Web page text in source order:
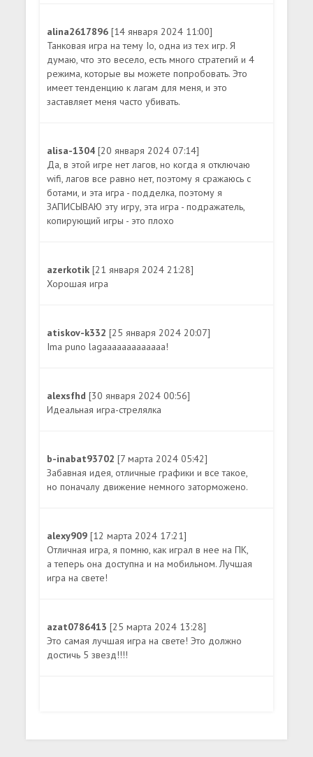
alina2617896[14 января 2024 11:00]
Танковая игра на тему Io, одна из тех игр. Я
думаю, что это весело, есть много стратегий и 4
режима, которые вы можете попробовать. Это
имеет тенденцию к лагам для меня, и это
заставляет меня часто убивать.
alisa-1304[20 января 2024 07:14]
Да, в этой игре нет лагов, но когда я отключаю
wifi, лагов все равно нет, поэтому я сражаюсь с
ботами, и эта игра - подделка, поэтому я
ЗАПИСЫВАЮ эту игру, эта игра - подражатель,
копирующий игры - это плохо
azerkotik[21 января 2024 21:28]
Хорошая игра
atiskov-k332[25 января 2024 20:07]
Ima puno lagaaaaaaaaaaaaa!
alexsfhd[30 января 2024 00:56]
Идеальная игра-стрелялка
b-inabat93702[7 марта 2024 05:42]
Забавная идея, отличные графики и все такое,
но поначалу движение немного заторможено.
alexy909[12 марта 2024 17:21]
Отличная игра, я помню, как играл в нее на ПК,
а теперь она доступна и на мобильном. Лучшая
игра на свете!
azat0786413[25 марта 2024 13:28]
Это самая лучшая игра на свете! Это должно
достичь 5 звезд!!!!